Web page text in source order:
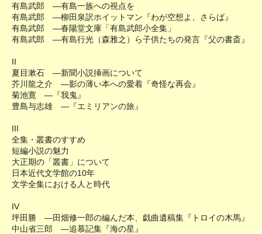
有島武郎 ―有島一族への視点を
有島武郎 ―柳田泉訳ホイットマン『わが空想よ、さらば』
有島武郎 ―春陽堂文庫「有島武郎小全集」
有島武郎 ―有島行光（森雅之）ら子供たちの発言『父の書斎』
II
夏目漱石 ―新聞小説挿画について
芥川龍之介 ―影の薄い本への愛着『奇怪な再会』
菊池寛 ―『我鬼』
豊島与志雄 ―『エミリアンの旅』
III
全集・叢書のすすめ
短編小説の魅力
大正期の「叢書」について
日本近代文学館の10年
文学全集における人と時代
IV
坪田勝 ―田畑修一郎の編んだ本、戯曲遺稿集『トロイの木馬』
中山省三郎 ―追慕記集『海の星』